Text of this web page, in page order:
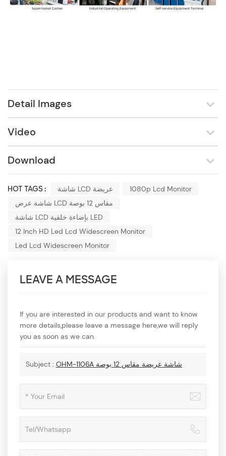
Detail Images
Video
Download
HOT TAGS : شاشة LCD عريضة
1080p Lcd Monitor
شاشة عرض LCD مقاس 12 بوصة
شاشة LCD بإضاءة خلفية LED
12 Inch HD Led Lcd Widescreen Monitor
Led Lcd Widescreen Monitor
LEAVE A MESSAGE
If you are interested in our products and want to know
more details,please leave a message here,we will reply
you as soon as we can.
Subject : OHM-1106A شاشة عريضة مقاس 12 بوصة